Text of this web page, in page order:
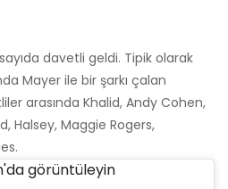
davetli geldi. Tipik olarak
Mayer ile bir şarkı çalan
arasında Khalid, Andy Cohen,
Halsey, Maggie Rogers,
görüntüleyin